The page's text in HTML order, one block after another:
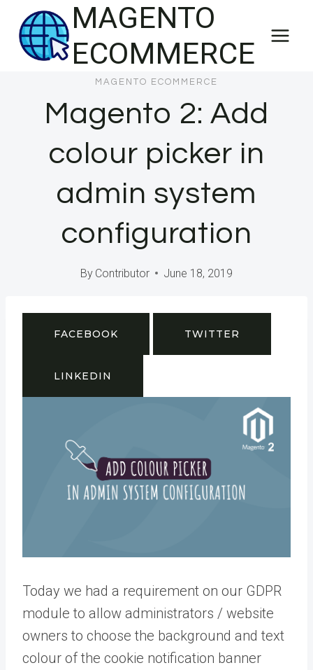
content
MAGENTO
ECOMMERCE
MAGENTO ECOMMERCE
Magento 2: Add
colour picker in
admin system
configuration
By Contributor June 18, 2019
FACEBOOK TWITTER
LINKEDIN
Today we had a requirement on our GDPR
module to allow administrators / website
owners to choose the background and text
colour of the cookie notification banner